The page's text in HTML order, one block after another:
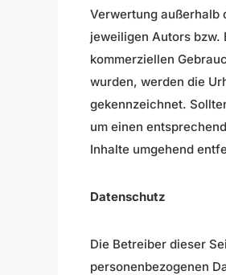
Verwertung außerhalb
jeweiligen Autors bzw.
kommerziellen
wurden, werden die
gekennzeichnet.
um einen
Inhalte umgehend
Datenschutz
Die Betreiber dieser
personenbezogenen